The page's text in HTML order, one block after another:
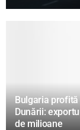
Bulgaria
Dunării:
de milioane